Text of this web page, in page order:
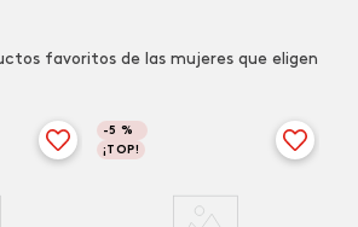
favoritos de las mujeres que eligen
-5 %
¡TOP!